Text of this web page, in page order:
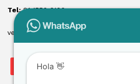
Tel:81 1550 3100
ventas@losmontacargas.mx
Hola 👋